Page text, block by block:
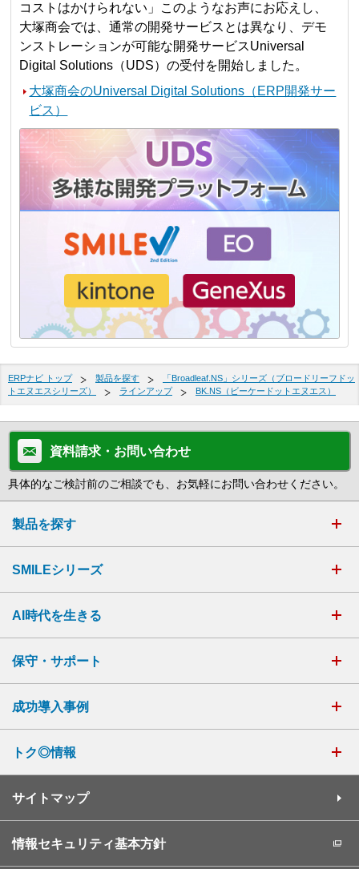
コストはかけられない」このようなお声にお応えし、
大塚商会では、通常の開発サービスとは異なり、デモ
ンストレーションが可能な開発サービスUniversal
Digital Solutions（UDS）の受付を開始しました。
大塚商会のUniversal Digital Solutions（ERP開発サー
ビス）
ERPナビ トップ 製品を探す
「Broadleaf.NS」シリーズ（ブロードリーフドッ
トエヌエスシリーズ）
ラインアップ BK.NS（ビーケードットエヌエス）
資料請求・お問い合わせ
具体的なご検討前のご相談でも、お気軽にお問い合わせください。
製品を探す
SMILEシリーズ
AI時代を生きる
保守・サポート
成功導入事例
トク◎情報
サイトマップ
情報セキュリティ基本方針